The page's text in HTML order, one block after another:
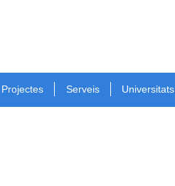
Projectes Serveis Universitats